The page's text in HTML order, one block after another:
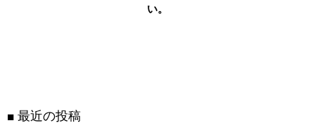
い。
■ 最近の投稿